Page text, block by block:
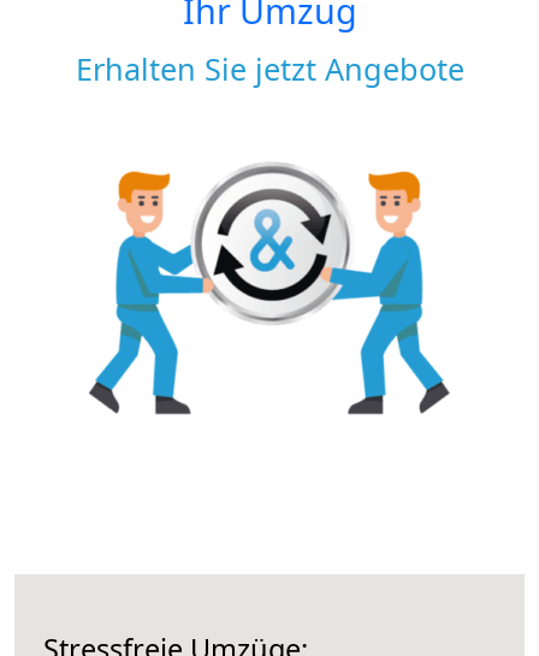
Ihr Umzug
Erhalten Sie jetzt Angebote